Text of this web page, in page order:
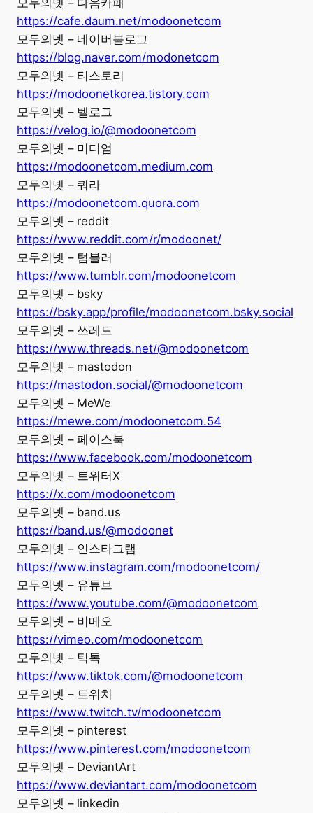
모두의넷 – 다음카페
https://cafe.daum.net/modoonetcom
모두의넷 – 네이버블로그
https://blog.naver.com/modonetcom
모두의넷 – 티스토리
https://modoonetkorea.tistory.com
모두의넷 – 벨로그
https://velog.io/@modoonetcom
모두의넷 – 미디엄
https://modoonetcom.medium.com
모두의넷 – 쿼라
https://modoonetcom.quora.com
모두의넷 – reddit
https://www.reddit.com/r/modoonet/
모두의넷 – 텀블러
https://www.tumblr.com/modoonetcom
모두의넷 – bsky
https://bsky.app/profile/modoonetcom.bsky.social
모두의넷 – 쓰레드
https://www.threads.net/@modoonetcom
모두의넷 – mastodon
https://mastodon.social/@modoonetcom
모두의넷 – MeWe
https://mewe.com/modoonetcom.54
모두의넷 – 페이스북
https://www.facebook.com/modoonetcom
모두의넷 – 트위터X
https://x.com/modoonetcom
모두의넷 – band.us
https://band.us/@modoonet
모두의넷 – 인스타그램
https://www.instagram.com/modoonetcom/
모두의넷 – 유튜브
https://www.youtube.com/@modoonetcom
모두의넷 – 비메오
https://vimeo.com/modoonetcom
모두의넷 – 틱톡
https://www.tiktok.com/@modoonetcom
모두의넷 – 트위치
https://www.twitch.tv/modoonetcom
모두의넷 – pinterest
https://www.pinterest.com/modoonetcom
모두의넷 – DeviantArt
https://www.deviantart.com/modoonetcom
모두의넷 – linkedin